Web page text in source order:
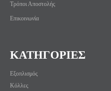
Τρόποι Αποστολής
Επικοινωνία
ΚΑΤΗΓΟΡΙΕΣ
Εξοπλισμός
Κόλλες